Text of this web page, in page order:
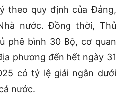
theo quy định của Đảng,
nước. Đồng thời, Thủ
phê bình 30 Bộ, cơ quan
phương đến hết ngày 31
có tỷ lệ giải ngân dưới
nước.